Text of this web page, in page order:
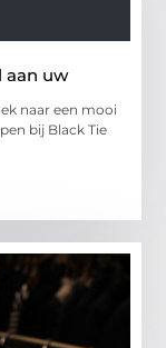
aan uw
naar een mooi
bij Black Tie